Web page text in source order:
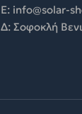
E: info@solar-
Δ: Σοφοκλή